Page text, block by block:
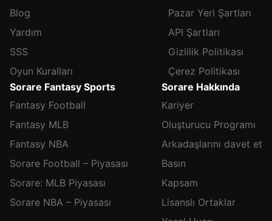
Blog
Yardım
SSS
Oyun Kuralları
Pazar Yeri Şartları
API Şartları
Gizlilik Politikası
Çerez Politikası
Sorare Fantasy Sports
Fantasy Football
Fantasy MLB
Fantasy NBA
Sorare Football – Piyasası
Sorare: MLB Piyasası
Sorare NBA – Piyasası
Sorare Hakkında
Kariyer
Oluşturucu Programı
Arkadaşlarını davet et
Basın
Kapsam
Lisanslı Ortaklar